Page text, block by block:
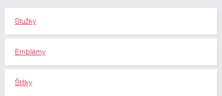
Stužky
Emblémy
Štítky